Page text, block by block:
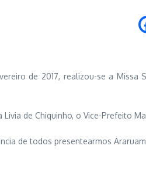
de 2017, realizou-se a Missa
Livia de Chiquinho, o Vice-Prefeito
de todos presentearmos